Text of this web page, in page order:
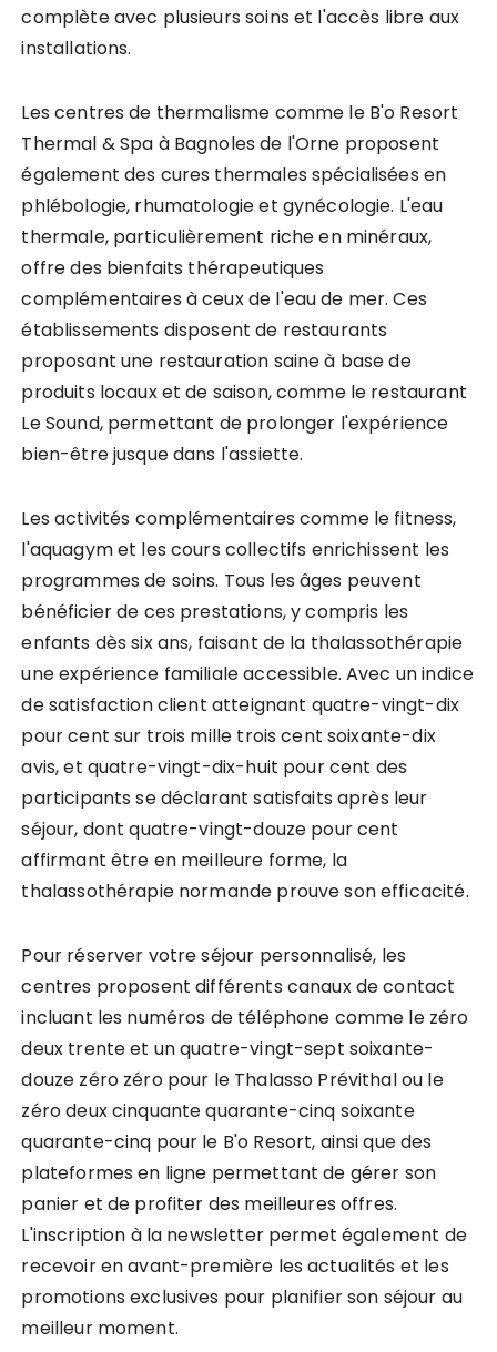
complète avec plusieurs soins et l'accès libre aux
installations.
Les centres de thermalisme comme le B'o Resort
Thermal & Spa à Bagnoles de l'Orne proposent
également des cures thermales spécialisées en
phlébologie, rhumatologie et gynécologie. L'eau
thermale, particulièrement riche en minéraux,
offre des bienfaits thérapeutiques
complémentaires à ceux de l'eau de mer. Ces
établissements disposent de restaurants
proposant une restauration saine à base de
produits locaux et de saison, comme le restaurant
Le Sound, permettant de prolonger l'expérience
bien-être jusque dans l'assiette.
Les activités complémentaires comme le fitness,
l'aquagym et les cours collectifs enrichissent les
programmes de soins. Tous les âges peuvent
bénéficier de ces prestations, y compris les
enfants dès six ans, faisant de la thalassothérapie
une expérience familiale accessible. Avec un indice
de satisfaction client atteignant quatre-vingt-dix
pour cent sur trois mille trois cent soixante-dix
avis, et quatre-vingt-dix-huit pour cent des
participants se déclarant satisfaits après leur
séjour, dont quatre-vingt-douze pour cent
affirmant être en meilleure forme, la
thalassothérapie normande prouve son efficacité.
Pour réserver votre séjour personnalisé, les
centres proposent différents canaux de contact
incluant les numéros de téléphone comme le zéro
deux trente et un quatre-vingt-sept soixante-
douze zéro zéro pour le Thalasso Prévithal ou le
zéro deux cinquante quarante-cinq soixante
quarante-cinq pour le B'o Resort, ainsi que des
plateformes en ligne permettant de gérer son
panier et de profiter des meilleures offres.
L'inscription à la newsletter permet également de
recevoir en avant-première les actualités et les
promotions exclusives pour planifier son séjour au
meilleur moment.